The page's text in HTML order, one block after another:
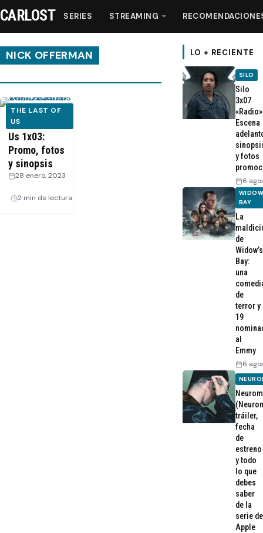
Streaming
Recomendaciones
CARLOST SERIES STREAMING
NICK OFFERMAN
THE LAST OF
US
The Last of
Us 1x03:
Promo, fotos
y sinopsis
28 enero, 2023
2 min de lectura
LO + RECIENTE
SILO
Silo
3x07
Escena
y fotos
6
BAY
La
de
Widow’s
Bay:
una
de
terror y
19
al
Emmy
6
tráiler,
fecha
de
estreno
y todo
lo que
debes
saber
de la
serie de
Apple